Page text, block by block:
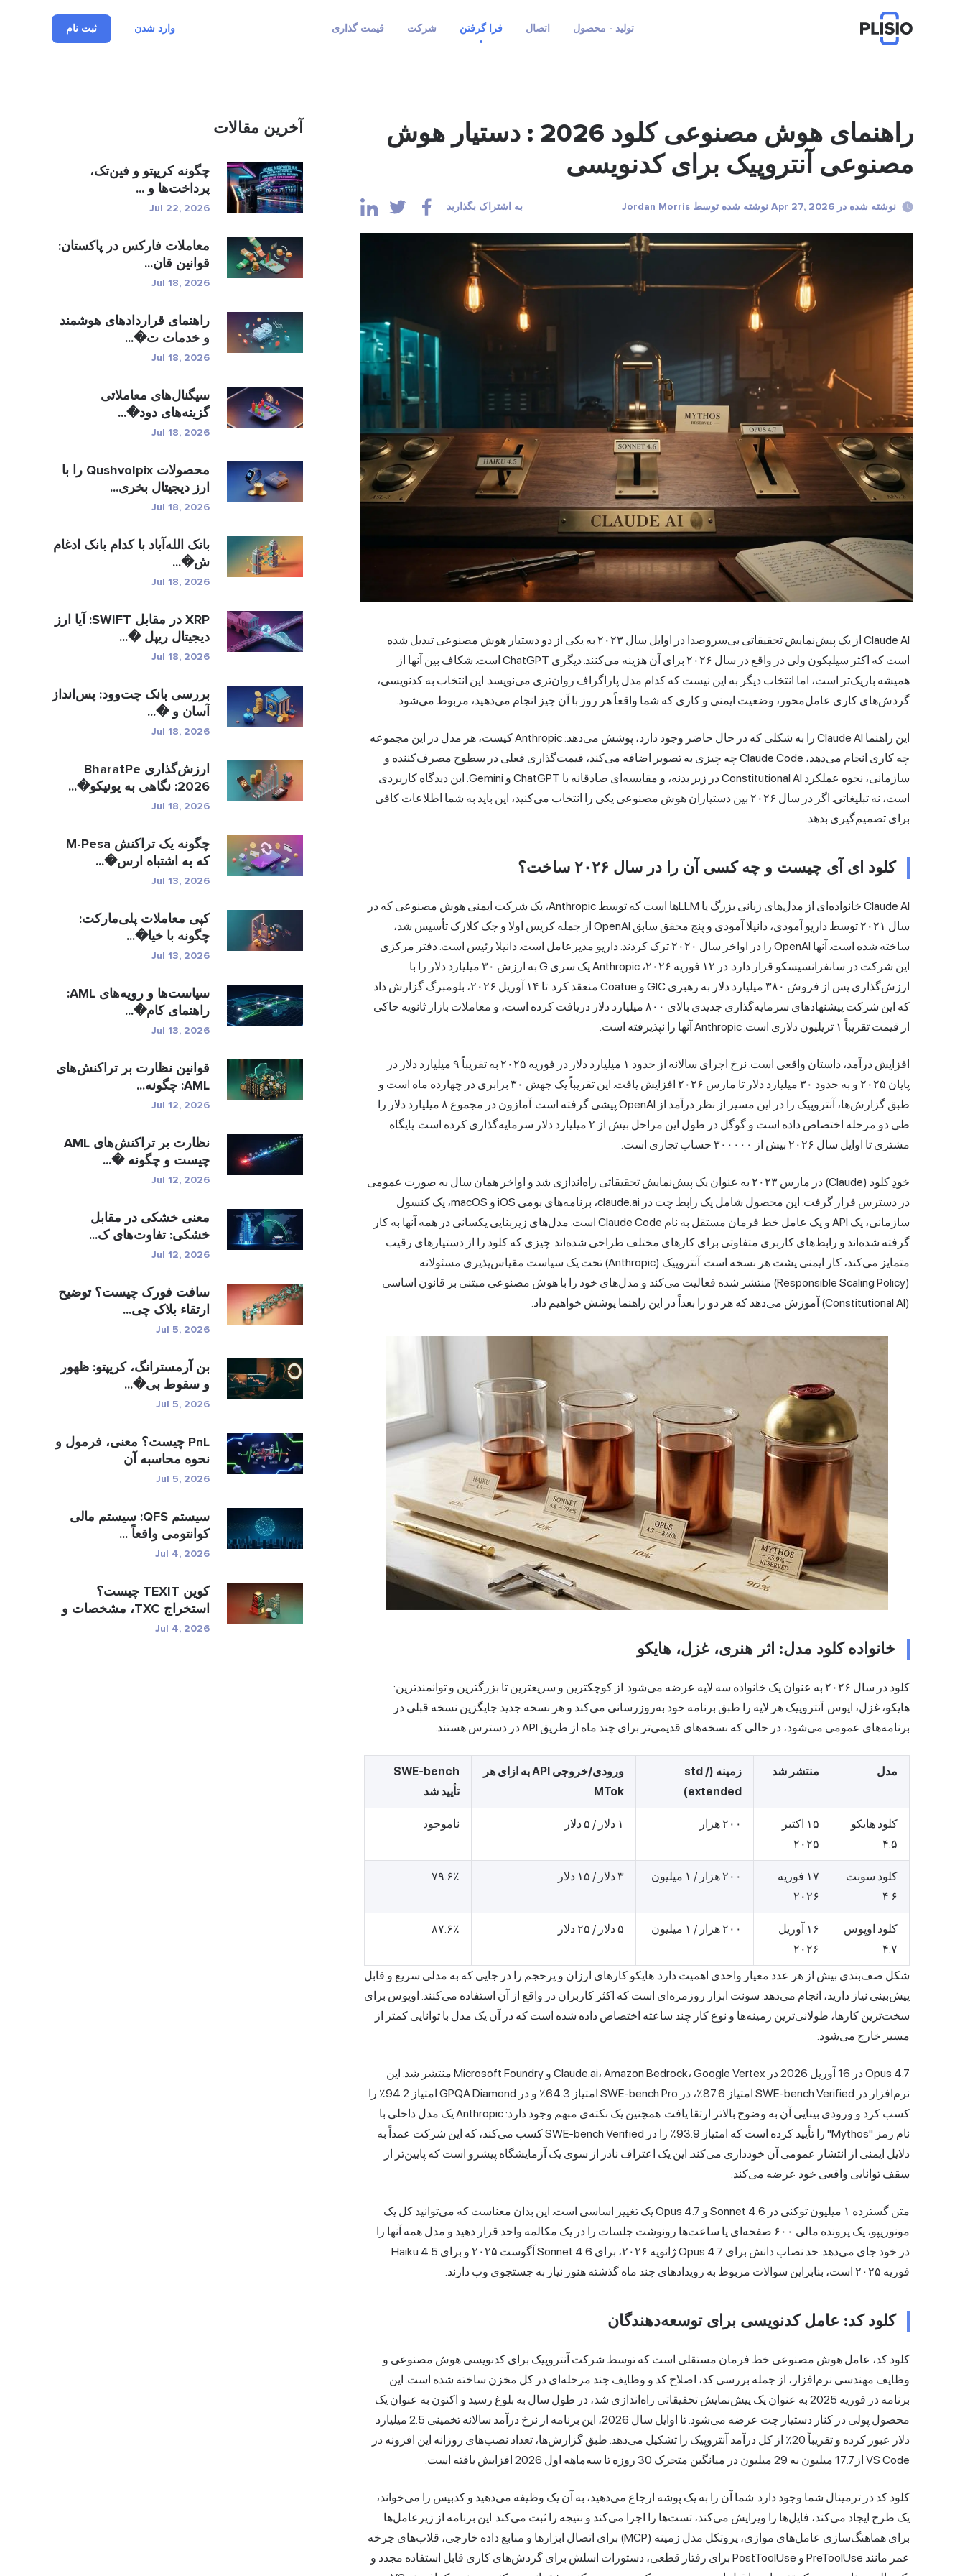
تولید - محصول اتصال فرا گرفتن شرکت قیمت گذاری وارد شدن ثبت نام
راهنمای هوش مصنوعی کلود 2026 : دستیار هوش
مصنوعی آنتروپیک برای کدنویسی
نوشته شده در Apr 27, 2026 نوشته شده توسط Jordan Morris به اشتراک بگذارید
Claude AI از یک پیش‌نمایش تحقیقاتی بی‌سروصدا در اوایل سال ۲۰۲۳ به یکی از دو دستیار هوش مصنوعی تبدیل شده
است که اکثر سیلیکون ولی در واقع در سال ۲۰۲۶ برای آن هزینه می‌کنند. دیگری ChatGPT است. شکاف بین آنها از
همیشه باریک‌تر است، اما انتخاب دیگر به این نیست که کدام مدل پاراگراف روان‌تری می‌نویسد. این انتخاب به کدنویسی،
گردش‌های کاری عامل‌محور، وضعیت ایمنی و کاری که شما واقعاً هر روز با آن چیز انجام می‌دهید، مربوط می‌شود.
این راهنما Claude AI را به شکلی که در حال حاضر وجود دارد، پوشش می‌دهد: Anthropic کیست، هر مدل در این مجموعه
چه کاری انجام می‌دهد، Claude Code چه چیزی به تصویر اضافه می‌کند، قیمت‌گذاری فعلی در سطوح مصرف‌کننده و
سازمانی، نحوه عملکرد Constitutional AI در زیر بدنه، و مقایسه‌ای صادقانه با ChatGPT و Gemini. این دیدگاه کاربردی
است، نه تبلیغاتی. اگر در سال ۲۰۲۶ بین دستیاران هوش مصنوعی یکی را انتخاب می‌کنید، این باید به شما اطلاعات کافی
برای تصمیم‌گیری بدهد.
کلود ای آی چیست و چه کسی آن را در سال ۲۰۲۶ ساخت؟
Claude AI خانواده‌ای از مدل‌های زبانی بزرگ یا LLMها است که توسط Anthropic، یک شرکت ایمنی هوش مصنوعی که در
سال ۲۰۲۱ توسط داریو آمودی، دانیلا آمودی و پنج محقق سابق OpenAI از جمله کریس اولا و جک کلارک تأسیس شد،
ساخته شده است. آنها OpenAI را در اواخر سال ۲۰۲۰ ترک کردند. داریو مدیرعامل است. دانیلا رئیس است. دفتر مرکزی
این شرکت در سانفرانسیسکو قرار دارد. در ۱۲ فوریه ۲۰۲۶، Anthropic یک سری G به ارزش ۳۰ میلیارد دلار را با
ارزش‌گذاری پس از فروش ۳۸۰ میلیارد دلار به رهبری GIC و Coatue منعقد کرد. تا ۱۴ آوریل ۲۰۲۶، بلومبرگ گزارش داد
که این شرکت پیشنهادهای سرمایه‌گذاری جدیدی بالای ۸۰۰ میلیارد دلار دریافت کرده است، و معاملات بازار ثانویه حاکی
از قیمت تقریباً ۱ تریلیون دلاری است. Anthropic آنها را نپذیرفته است.
افزایش درآمد، داستان واقعی است. نرخ اجرای سالانه از حدود ۱ میلیارد دلار در فوریه ۲۰۲۵ به تقریباً ۹ میلیارد دلار در
پایان ۲۰۲۵ و به حدود ۳۰ میلیارد دلار تا مارس ۲۰۲۶ افزایش یافت. این تقریباً یک جهش ۳۰ برابری در چهارده ماه است و
طبق گزارش‌ها، آنتروپیک را در این مسیر از نظر درآمد از OpenAI پیشی گرفته است. آمازون در مجموع ۸ میلیارد دلار را
طی دو مرحله اختصاص داده است و گوگل در طول این مراحل بیش از ۲ میلیارد دلار سرمایه‌گذاری کرده است. پایگاه
مشتری تا اوایل سال ۲۰۲۶ بیش از ۳۰۰۰۰۰ حساب تجاری است.
خودِ کلود (Claude) در مارس ۲۰۲۳ به عنوان یک پیش‌نمایش تحقیقاتی راه‌اندازی شد و اواخر همان سال به صورت عمومی
در دسترس قرار گرفت. این محصول شامل یک رابط چت در claude.ai، برنامه‌های بومی iOS و macOS، یک کنسول
سازمانی، یک API و یک عامل خط فرمان مستقل به نام Claude Code است. مدل‌های زیربنایی یکسانی در همه آنها به کار
گرفته شده‌اند و رابط‌های کاربری متفاوتی برای کارهای مختلف طراحی شده‌اند. چیزی که کلود را از دستیارهای رقیب
متمایز می‌کند، کار ایمنی پشت هر نسخه است. آنتروپیک (Anthropic) تحت یک سیاست مقیاس‌پذیری مسئولانه
(Responsible Scaling Policy) منتشر شده فعالیت می‌کند و مدل‌های خود را با هوش مصنوعی مبتنی بر قانون اساسی
(Constitutional AI) آموزش می‌دهد که هر دو را بعداً در این راهنما پوشش خواهیم داد.
خانواده کلود مدل: اثر هنری، غزل، هایکو
کلود در سال ۲۰۲۶ به عنوان یک خانواده سه لایه عرضه می‌شود. از کوچکترین و سریعترین تا بزرگترین و توانمندترین:
هایکو، غزل، اپوس. آنتروپیک هر لایه را طبق برنامه خود به‌روزرسانی می‌کند و هر نسخه جدید جایگزین نسخه قبلی در
برنامه‌های عمومی می‌شود، در حالی که نسخه‌های قدیمی‌تر برای چند ماه از طریق API در دسترس هستند.
مدل منتشر شد
زمینه (std /
extended)
ورودی/خروجی API به ازای هر
MTok
SWE-bench
تأیید شد
کلود هایکو
۴.۵
۱۵ اکتبر
۲۰۲۵
۲۰۰ هزار ۱ دلار / ۵ دلار ناموجود
کلود سونت
۴.۶
۱۷ فوریه
۲۰۲۶
۲۰۰ هزار / ۱ میلیون ۳ دلار / ۱۵ دلار ۷۹.۶٪
کلود اوپوس
۴.۷
۱۶ آوریل
۲۰۲۶
۲۰۰ هزار / ۱ میلیون ۵ دلار / ۲۵ دلار ۸۷.۶٪
شکل صف‌بندی بیش از هر عدد معیار واحدی اهمیت دارد. هایکو کارهای ارزان و پرحجم را در جایی که به مدلی سریع و قابل
پیش‌بینی نیاز دارید، انجام می‌دهد. سونت ابزار روزمره‌ای است که اکثر کاربران در واقع از آن استفاده می‌کنند. اوپوس برای
سخت‌ترین کارها، طولانی‌ترین زمینه‌ها و نوع کار چند ساعته اختصاص داده شده است که در آن یک مدل با توانایی کمتر از
مسیر خارج می‌شود.
Opus 4.7 در 16 آوریل 2026 در Claude.ai، Amazon Bedrock، Google Vertex و Microsoft Foundry منتشر شد. این
نرم‌افزار در SWE-bench Verified امتیاز 87.6٪، در SWE-bench Pro امتیاز 64.3٪ و در GPQA Diamond امتیاز 94.2٪ را
کسب کرد و ورودی بینایی آن به وضوح بالاتر ارتقا یافت. همچنین یک نکته‌ی مبهم وجود دارد: Anthropic یک مدل داخلی با
نام رمز "Mythos" را تأیید کرده است که امتیاز 93.9٪ را در SWE-bench Verified کسب می‌کند، که این شرکت عمداً به
دلایل ایمنی از انتشار عمومی آن خودداری می‌کند. این یک اعتراف نادر از سوی یک آزمایشگاه پیشرو است که پایین‌تر از
سقف توانایی واقعی خود عرضه می‌کند.
متن گسترده ۱ میلیون توکنی در Sonnet 4.6 و Opus 4.7 یک تغییر اساسی است. این بدان معناست که می‌توانید کل یک
مونوریپو، یک پرونده مالی ۶۰۰ صفحه‌ای یا ساعت‌ها رونوشت جلسات را در یک مکالمه واحد قرار دهید و مدل همه آنها را
در خود جای می‌دهد. حد نصاب دانش برای Opus 4.7 ژانویه ۲۰۲۶، برای Sonnet 4.6 آگوست ۲۰۲۵ و برای Haiku 4.5
فوریه ۲۰۲۵ است، بنابراین سوالات مربوط به رویدادهای چند ماه گذشته هنوز نیاز به جستجوی وب دارند.
کلود کد: عامل کدنویسی برای توسعه‌دهندگان
کلود کد، عامل هوش مصنوعی خط فرمان مستقلی است که توسط شرکت آنتروپیک برای کدنویسی هوش مصنوعی و
وظایف مهندسی نرم‌افزار، از جمله بررسی کد، اصلاح کد و وظایف چند مرحله‌ای در کل مخزن ساخته شده است. این
برنامه در فوریه 2025 به عنوان یک پیش‌نمایش تحقیقاتی راه‌اندازی شد، در طول سال به بلوغ رسید و اکنون به عنوان یک
محصول پولی در کنار دستیار چت عرضه می‌شود. تا اوایل سال 2026، این برنامه از نرخ درآمد سالانه تخمینی 2.5 میلیارد
دلار عبور کرده و تقریباً 20٪ از کل درآمد آنتروپیک را تشکیل می‌دهد. طبق گزارش‌ها، تعداد نصب‌های روزانه این افزونه در
VS Code از 17.7 میلیون به 29 میلیون در میانگین متحرک 30 روزه تا سه‌ماهه اول 2026 افزایش یافته است.
کلود کد در ترمینال شما وجود دارد. شما آن را به یک پوشه ارجاع می‌دهید، به آن یک وظیفه می‌دهید و کدبیس را می‌خواند،
یک طرح ایجاد می‌کند، فایل‌ها را ویرایش می‌کند، تست‌ها را اجرا می‌کند و نتیجه را ثبت می‌کند. این برنامه از زیرعامل‌ها
برای هماهنگ‌سازی عامل‌های موازی، پروتکل مدل زمینه (MCP) برای اتصال ابزارها و منابع داده خارجی، قلاب‌های چرخه
عمر مانند PreToolUse و PostToolUse برای رفتار قطعی، دستورات اسلش برای گردش‌های کاری قابل استفاده مجدد و
آخرین مقالات
چگونه کریپتو و فین‌تک،
پرداخت‌ها و ...
Jul 22, 2026
معاملات فارکس در پاکستان:
قوانین قان...
Jul 18, 2026
راهنمای قراردادهای هوشمند
و خدمات ت�...
Jul 18, 2026
سیگنال‌های معاملاتی
گزینه‌های دود�...
Jul 18, 2026
محصولات Qushvolpix را با
ارز دیجیتال بخری...
Jul 18, 2026
بانک الله‌آباد با کدام بانک ادغام
ش�...
Jul 18, 2026
XRP در مقابل SWIFT: آیا ارز
دیجیتال ریپل �...
Jul 18, 2026
بررسی بانک چت‌وود: پس‌انداز
آسان و �...
Jul 18, 2026
ارزش‌گذاری BharatPe
2026: نگاهی به یونیکو�...
Jul 18, 2026
چگونه یک تراکنش M-Pesa
که به اشتباه ارس�...
Jul 13, 2026
کپی معاملات پلی‌مارکت:
چگونه با خیا�...
Jul 13, 2026
سیاست‌ها و رویه‌های AML:
راهنمای کام�...
Jul 13, 2026
قوانین نظارت بر تراکنش‌های
AML: چگونه...
Jul 12, 2026
نظارت بر تراکنش‌های AML
چیست و چگونه �...
Jul 12, 2026
معنی خشکی در مقابل
خشکی: تفاوت‌های ک...
Jul 12, 2026
سافت فورک چیست؟ توضیح
ارتقاء بلاک چی...
Jul 5, 2026
بن آرمسترانگ، کریپتو: ظهور
و سقوط بی�...
Jul 5, 2026
PnL چیست؟ معنی، فرمول و
نحوه محاسبه آن
Jul 5, 2026
سیستم QFS: سیستم مالی
کوانتومی واقعاً ...
Jul 4, 2026
کوین TEXIT چیست؟
استخراج TXC، مشخصات و
ر�...
Jul 4, 2026